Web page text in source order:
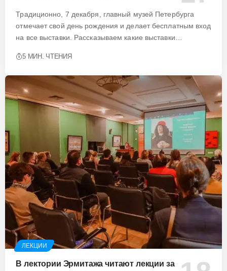
Традиционно, 7 декабря, главный музей Петербурга
отмечает свой день рождения и делает бесплатным вход
на все выставки. Рассказываем какие выставки…
5 МИН. ЧТЕНИЯ
ЛЕКЦИИ
В лектории Эрмитажа читают лекции за